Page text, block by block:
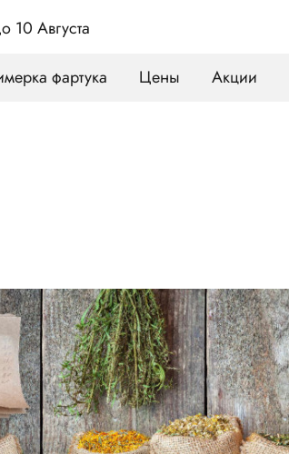
10 Августа
фартука Цены Акции